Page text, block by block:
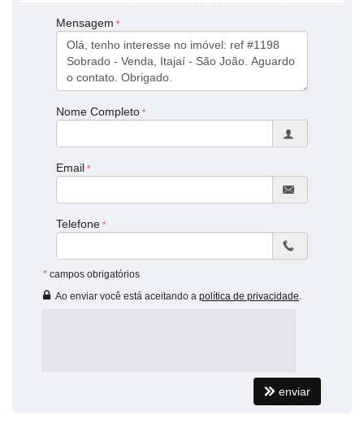
Averbado para financiamento bancário.
Mensagem
Nome Completo
Email
Telefone
* campos obrigatórios
Ao enviar você está aceitando a política de privacidade
enviar